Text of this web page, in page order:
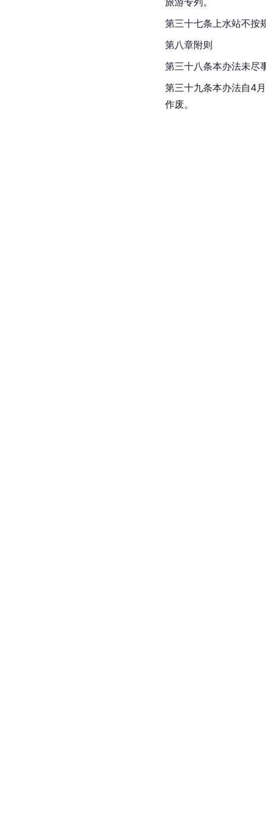
第三十七条上水站不按
第八章附则
第三十八条本办法未尽
第三十九条本办法自4
作废。